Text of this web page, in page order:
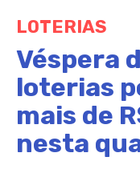
LOTERIAS
Véspera
loterias
mais de
nesta